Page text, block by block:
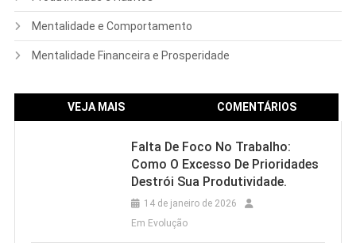
Mentalidade e Comportamento
Mentalidade Financeira e Prosperidade
VEJA MAIS COMENTÁRIOS
Falta De Foco No Trabalho:
Como O Excesso De Prioridades
Destrói Sua Produtividade.
14 de janeiro de 2026
Em Evolução